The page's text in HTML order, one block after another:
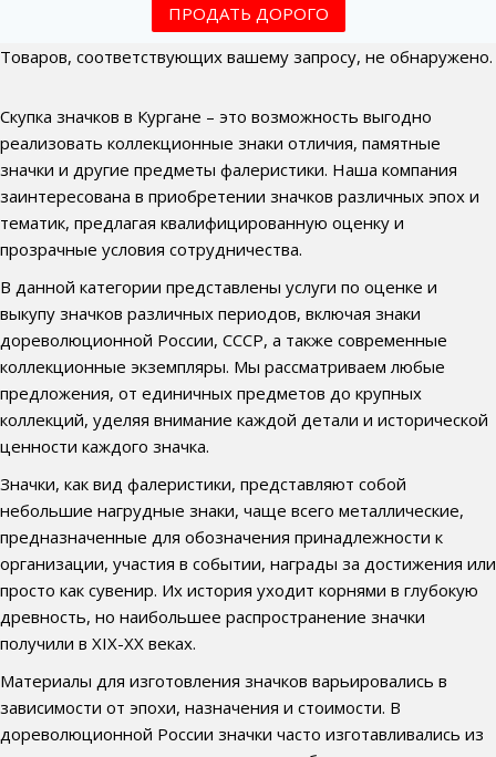
ПРОДАТЬ ДОРОГО
Товаров, соответствующих вашему запросу, не обнаружено.
Скупка значков в Кургане – это возможность выгодно
реализовать коллекционные знаки отличия, памятные
значки и другие предметы фалеристики. Наша компания
заинтересована в приобретении значков различных эпох и
тематик, предлагая квалифицированную оценку и
прозрачные условия сотрудничества.
В данной категории представлены услуги по оценке и
выкупу значков различных периодов, включая знаки
дореволюционной России, СССР, а также современные
коллекционные экземпляры. Мы рассматриваем любые
предложения, от единичных предметов до крупных
коллекций, уделяя внимание каждой детали и исторической
ценности каждого значка.
Значки, как вид фалеристики, представляют собой
небольшие нагрудные знаки, чаще всего металлические,
предназначенные для обозначения принадлежности к
организации, участия в событии, награды за достижения или
просто как сувенир. Их история уходит корнями в глубокую
древность, но наибольшее распространение значки
получили в XIX-XX веках.
Материалы для изготовления значков варьировались в
зависимости от эпохи, назначения и стоимости. В
дореволюционной России значки часто изготавливались из